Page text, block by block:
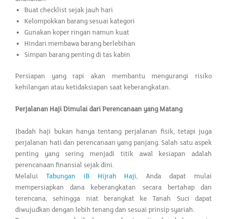
Buat checklist sejak jauh hari
Kelompokkan barang sesuai kategori
Gunakan koper ringan namun kuat
Hindari membawa barang berlebihan
Simpan barang penting di tas kabin
Persiapan yang rapi akan membantu mengurangi risiko
kehilangan atau ketidaksiapan saat keberangkatan.
Perjalanan Haji Dimulai dari Perencanaan yang Matang
Ibadah haji bukan hanya tentang perjalanan fisik, tetapi juga
perjalanan hati dan perencanaan yang panjang. Salah satu aspek
penting yang sering menjadi titik awal kesiapan adalah
perencanaan finansial sejak dini.
Melalui Tabungan iB Hijrah Haji, Anda dapat mulai
mempersiapkan dana keberangkatan secara bertahap dan
terencana, sehingga niat berangkat ke Tanah Suci dapat
diwujudkan dengan lebih tenang dan sesuai prinsip syariah.